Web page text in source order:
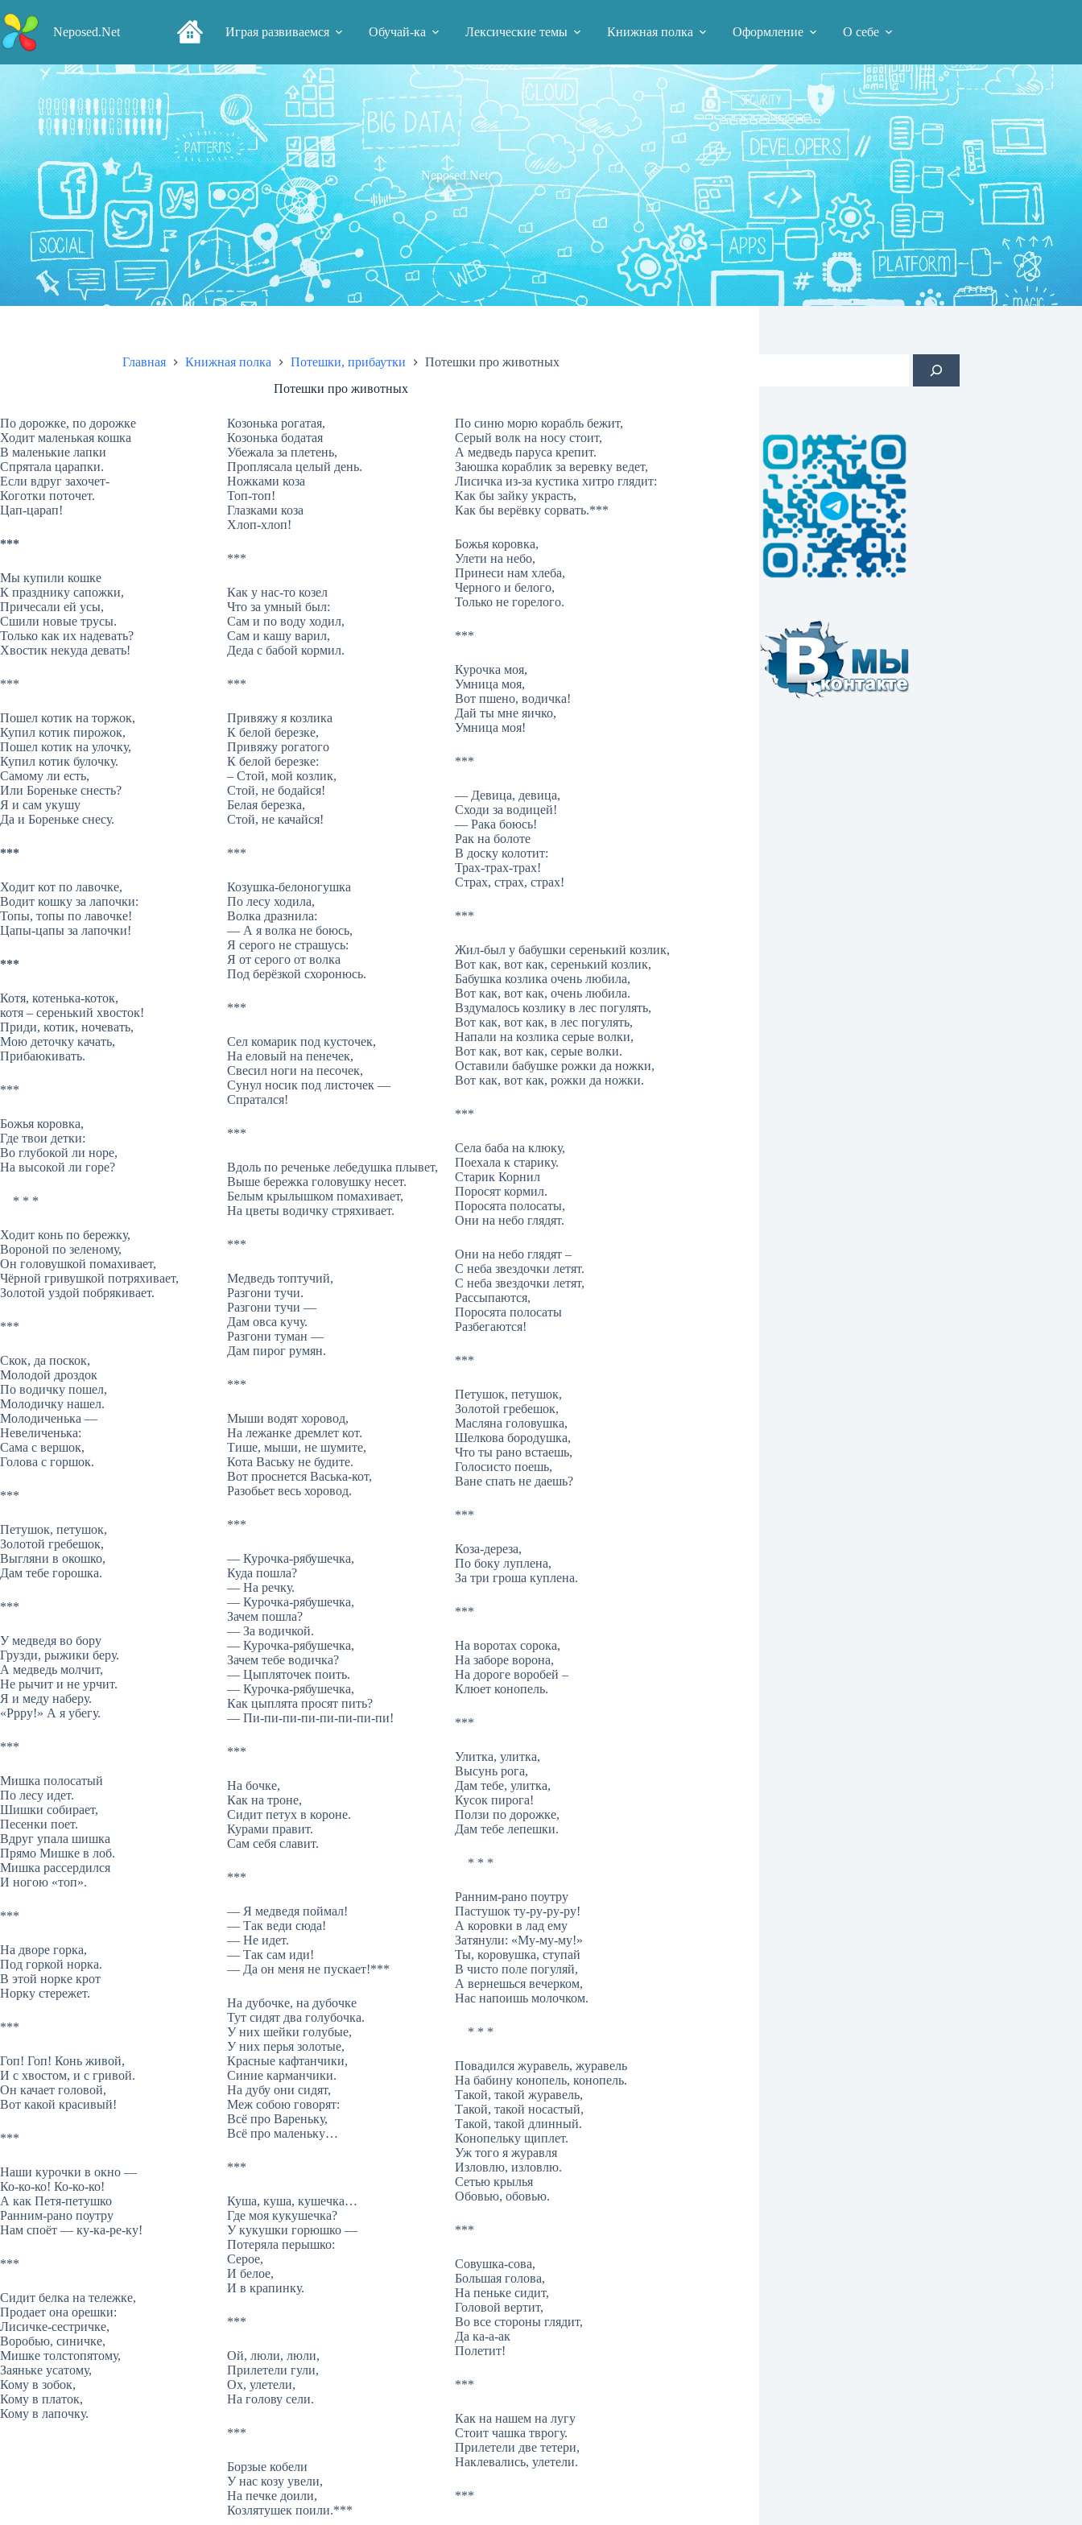
к
сути
Neposed.Net Играя развиваемся Обучай-ка Лексические темы Книжная полка Оформление О себе
Neposed.Net
Главная Книжная полка Потешки, прибаутки
Потешки про животных
Потешки про животных
По дорожке, по дорожке
Ходит маленькая кошка
В маленькие лапки
Спрятала царапки.
Если вдруг захочет-
Коготки поточет.
Цап-царап!
***
Мы купили кошке
К празднику сапожки,
Причесали ей усы,
Сшили новые трусы.
Только как их надевать?
Хвостик некуда девать!
***
Пошел котик на торжок,
Купил котик пирожок,
Пошел котик на улочку,
Купил котик булочку.
Самому ли есть,
Или Бореньке снесть?
Я и сам укушу
Да и Бореньке снесу.
***
Ходит кот по лавочке,
Водит кошку за лапочки:
Топы, топы по лавочке!
Цапы-цапы за лапочки!
***
Котя, котенька-коток,
котя – серенький хвосток!
Приди, котик, ночевать,
Мою деточку качать,
Прибаюкивать.
***
Божья коровка,
Где твои детки:
Во глубокой ли норе,
На высокой ли горе?
* * *
Ходит конь по бережку,
Вороной по зеленому,
Он головушкой помахивает,
Чёрной гривушкой потряхивает,
Золотой уздой побрякивает.
***
Скок, да поскок,
Молодой дроздок
По водичку пошел,
Молодичку нашел.
Молодиченька —
Невеличенька:
Сама с вершок,
Голова с горшок.
***
Петушок, петушок,
Золотой гребешок,
Выгляни в окошко,
Дам тебе горошка.
***
У медведя во бору
Грузди, рыжики беру.
А медведь молчит,
Не рычит и не урчит.
Я и меду наберу.
«Ррру!» А я убегу.
***
Мишка полосатый
По лесу идет.
Шишки собирает,
Песенки поет.
Вдруг упала шишка
Прямо Мишке в лоб.
Мишка рассердился
И ногою «топ».
***
На дворе горка,
Под горкой норка.
В этой норке крот
Норку стережет.
***
Гоп! Гоп! Конь живой,
И с хвостом, и с гривой.
Он качает головой,
Вот какой красивый!
***
Наши курочки в окно —
Ко-ко-ко! Ко-ко-ко!
А как Петя-петушко
Ранним-рано поутру
Нам споёт — ку-ка-ре-ку!
***
Сидит белка на тележке,
Продает она орешки:
Лисичке-сестричке,
Воробью, синичке,
Мишке толстопятому,
Заяньке усатому,
Кому в зобок,
Кому в платок,
Кому в лапочку.
Козонька рогатая,
Козонька бодатая
Убежала за плетень,
Проплясала целый день.
Ножками коза
Топ-топ!
Глазками коза
Хлоп-хлоп!
***
Как у нас-то козел
Что за умный был:
Сам и по воду ходил,
Сам и кашу варил,
Деда с бабой кормил.
***
Привяжу я козлика
К белой березке,
Привяжу рогатого
К белой березке:
– Стой, мой козлик,
Стой, не бодайся!
Белая березка,
Стой, не качайся!
***
Козушка-белоногушка
По лесу ходила,
Волка дразнила:
— А я волка не боюсь,
Я серого не страшусь:
Я от серого от волка
Под берёзкой схоронюсь.
***
Сел комарик под кусточек,
На еловый на пенечек,
Свесил ноги на песочек,
Сунул носик под листочек —
Спратался!
***
Вдоль по реченьке лебедушка плывет,
Выше бережка головушку несет.
Белым крылышком помахивает,
На цветы водичку стряхивает.
***
Медведь топтучий,
Разгони тучи.
Разгони тучи —
Дам овса кучу.
Разгони туман —
Дам пирог румян.
***
Мыши водят хоровод,
На лежанке дремлет кот.
Тише, мыши, не шумите,
Кота Ваську не будите.
Вот проснется Васька-кот,
Разобьет весь хоровод.
***
— Курочка-рябушечка,
Куда пошла?
— На речку.
— Курочка-рябушечка,
Зачем пошла?
— За водичкой.
— Курочка-рябушечка,
Зачем тебе водичка?
— Цыпляточек поить.
— Курочка-рябушечка,
Как цыплята просят пить?
— Пи-пи-пи-пи-пи-пи-пи-пи!
***
На бочке,
Как на троне,
Сидит петух в короне.
Курами правит.
Сам себя славит.
***
— Я медведя поймал!
— Так веди сюда!
— Не идет.
— Так сам иди!
— Да он меня не пускает!***
На дубочке, на дубочке
Тут сидят два голубочка.
У них шейки голубые,
У них перья золотые,
Красные кафтанчики,
Синие карманчики.
На дубу они сидят,
Меж собою говорят:
Всё про Вареньку,
Всё про маленьку…
***
Куша, куша, кушечка…
Где моя кукушечка?
У кукушки горюшко —
Потеряла перышко:
Серое,
И белое,
И в крапинку.
***
Ой, люли, люли,
Прилетели гули,
Ох, улетели,
На голову сели.
***
Борзые кобели
У нас козу увели,
На печке доили,
Козлятушек поили.***
По синю морю корабль бежит,
Серый волк на носу стоит,
А медведь паруса крепит.
Заюшка кораблик за веревку ведет,
Лисичка из-за кустика хитро глядит:
Как бы зайку украсть,
Как бы верёвку сорвать.***
Божья коровка,
Улети на небо,
Принеси нам хлеба,
Черного и белого,
Только не горелого.
***
Курочка моя,
Умница моя,
Вот пшено, водичка!
Дай ты мне яичко,
Умница моя!
***
— Девица, девица,
Сходи за водицей!
— Рака боюсь!
Рак на болоте
В доску колотит:
Трах-трах-трах!
Страх, страх, страх!
***
Жил-был у бабушки серенький козлик,
Вот как, вот как, серенький козлик,
Бабушка козлика очень любила,
Вот как, вот как, очень любила.
Вздумалось козлику в лес погулять,
Вот как, вот как, в лес погулять,
Напали на козлика серые волки,
Вот как, вот как, серые волки.
Оставили бабушке рожки да ножки,
Вот как, вот как, рожки да ножки.
***
Села баба на клюку,
Поехала к старику.
Старик Корнил
Поросят кормил.
Поросята полосаты,
Они на небо глядят.
Они на небо глядят –
С неба звездочки летят.
С неба звездочки летят,
Рассыпаются,
Поросята полосаты
Разбегаются!
***
Петушок, петушок,
Золотой гребешок,
Масляна головушка,
Шелкова бородушка,
Что ты рано встаешь,
Голосисто поешь,
Ване спать не даешь?
***
Коза-дереза,
По боку луплена,
За три гроша куплена.
***
На воротах сорока,
На заборе ворона,
На дороге воробей –
Клюет конопель.
***
Улитка, улитка,
Высунь рога,
Дам тебе, улитка,
Кусок пирога!
Ползи по дорожке,
Дам тебе лепешки.
* * *
Ранним-рано поутру
Пастушок ту-ру-ру-ру!
А коровки в лад ему
Затянули: «Му-му-му!»
Ты, коровушка, ступай
В чисто поле погуляй,
А вернешься вечерком,
Нас напоишь молочком.
* * *
Повадился журавель, журавель
На бабину конопель, конопель.
Такой, такой журавель,
Такой, такой носастый,
Такой, такой длинный.
Конопельку щиплет.
Уж того я журавля
Изловлю, изловлю.
Сетью крылья
Обовью, обовью.
***
Совушка-сова,
Большая голова,
На пеньке сидит,
Головой вертит,
Во все стороны глядит,
Да ка-а-ак
Полетит!
***
Как на нашем на лугу
Стоит чашка тврогу.
Прилетели две тетери,
Наклевались, улетели.
***